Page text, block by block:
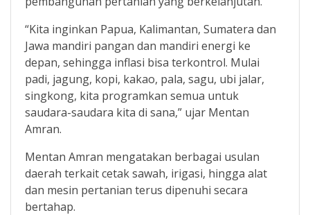
“Kita inginkan Papua, Kalimantan, Sumatera dan
Jawa mandiri pangan dan mandiri energi ke
depan, sehingga inflasi bisa terkontrol. Mulai
padi, jagung, kopi, kakao, pala, sagu, ubi jalar,
singkong, kita programkan semua untuk
saudara-saudara kita di sana,” ujar Mentan
Amran.
Mentan Amran mengatakan berbagai usulan
daerah terkait cetak sawah, irigasi, hingga alat
dan mesin pertanian terus dipenuhi secara
bertahap.